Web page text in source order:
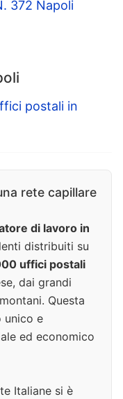
372 Napoli
postali in
rete capillare
di lavoro in
distribuiti su
uffici postali
dai grandi
Questa
unico e
ed economico
Italiane si è